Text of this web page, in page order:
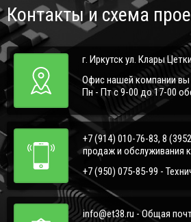
Контакты и схема
г. Иркутск ул. Клары
Офис нашей компании
Пн - Пт с 9-00 до 17-00
+7 (914) 010-76-83, 8
продаж и обслуживания
+7 (950) 075-85-99 -
info@et38.ru - Общая